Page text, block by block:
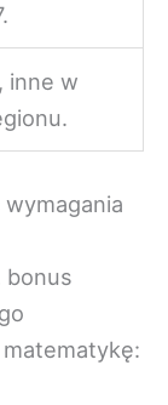
inne w
bonus